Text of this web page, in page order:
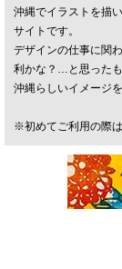
沖縄でイラストを描
サイトです。
デザインの仕事に関
利かな？…と思ったも
沖縄らしいイメージ
※初めてご利用の際は